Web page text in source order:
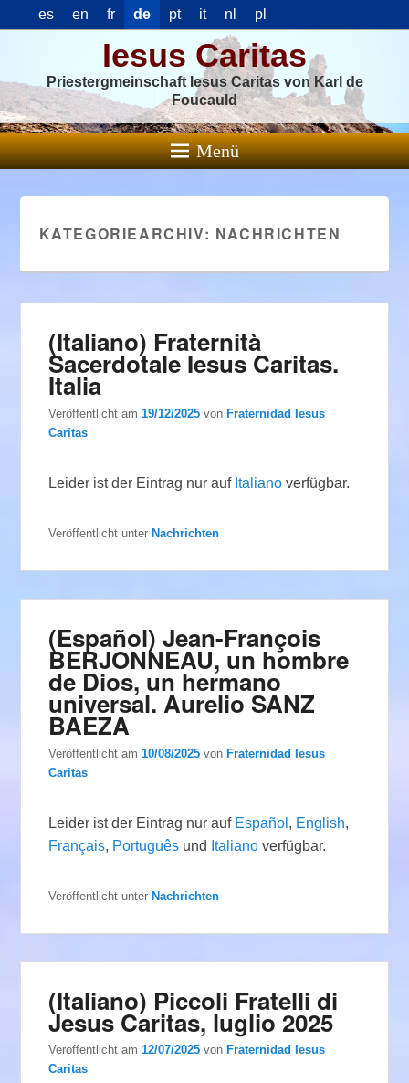
es en fr de pt it nl pl
Iesus Caritas
Priestergmeinschaft Iesus Caritas von Karl de
Foucauld
Menü
KATEGORIEARCHIV: NACHRICHTEN
(Italiano) Fraternità
Sacerdotale Iesus Caritas.
Italia
Veröffentlicht am19/12/2025 von Fraternidad Iesus
Caritas
Leider ist der Eintrag nur auf Italiano verfügbar.
Veröffentlicht unter Nachrichten
(Español) Jean-François
BERJONNEAU, un hombre
de Dios, un hermano
universal. Aurelio SANZ
BAEZA
Veröffentlicht am10/08/2025 vonFraternidad Iesus
Caritas
Leider ist der Eintrag nur auf Español , English,
Français, Português und Italiano verfügbar.
Veröffentlicht unter Nachrichten
(Italiano) Piccoli Fratelli di
Jesus Caritas, luglio 2025
Veröffentlicht am12/07/2025 von Fraternidad Iesus
Caritas